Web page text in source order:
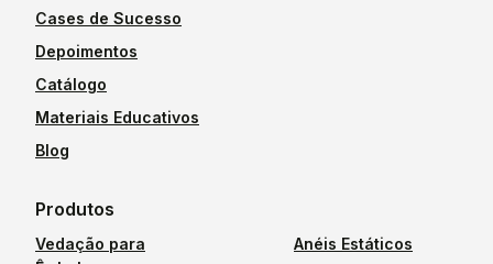
Cases de Sucesso
Depoimentos
Catálogo
Materiais Educativos
Blog
Produtos
Vedação para
Anéis Estáticos